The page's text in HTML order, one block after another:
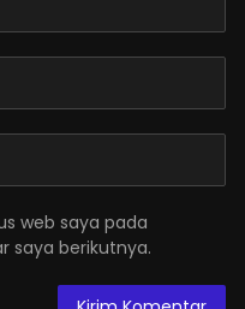
web saya pada
saya berikutnya.